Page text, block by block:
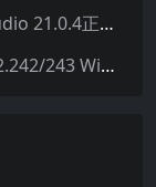
🎬达芬奇软件-DaVinci Resolve Studio 21.0.4正式版 Win/Mac中文破解版下载
草图大师 SketchUp Pro 2026 v26.2.242/243 Win/Mac破解版 中文版/英文版